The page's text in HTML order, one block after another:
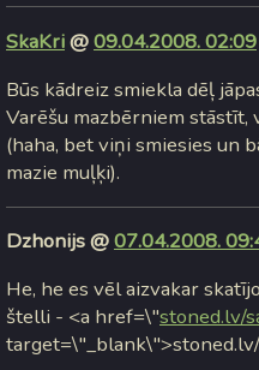
SkaKri@09.04.2008. 02:09
Būs kādreiz smiekla dēļ
Varēšu mazbērniem stāstīt,
(haha, bet viņi smiesies un
mazie muļķi).
Dzhonijs @07.04.2008.
He, he es vēl aizvakar
štelli - <a href=\"stoned.lv/